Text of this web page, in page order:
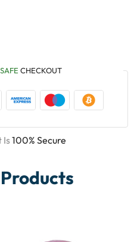
SAFE CHECKOUT
Is100% Secure